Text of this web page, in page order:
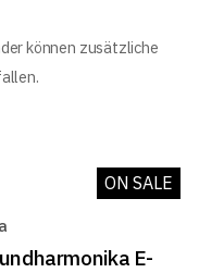
können zusätzliche
ON SALE
E-